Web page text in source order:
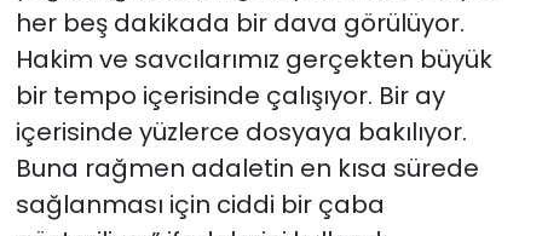
her beş dakikada bir dava görülüyor.
Hakim ve savcılarımız gerçekten büyük
bir tempo içerisinde çalışıyor. Bir ay
içerisinde yüzlerce dosyaya bakılıyor.
Buna rağmen adaletin en kısa sürede
sağlanması için ciddi bir çaba